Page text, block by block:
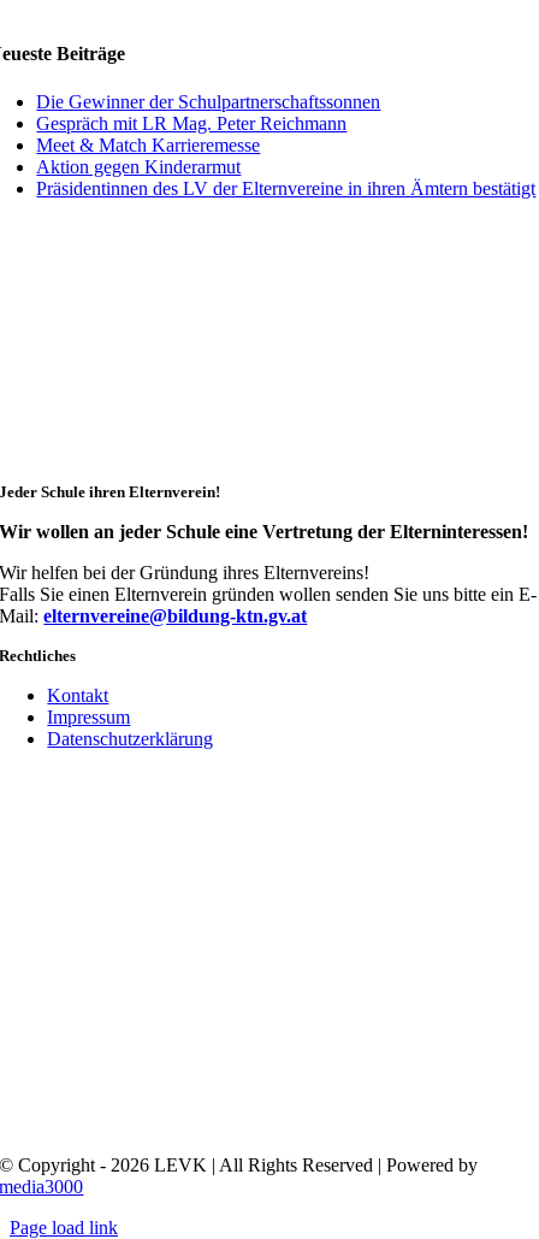
Beiträge
Die Gewinner der Schulpartnerschaftssonnen
Gespräch mit LR Mag. Peter Reichmann
Meet & Match Karrieremesse
Aktion gegen Kinderarmut
Präsidentinnen des LV der Elternvereine in ihren Ämtern bestätigt
Jeder Schule ihren Elternverein!
Wir wollen an jeder Schule eine Vertretung der Elterninteressen!
Wir helfen bei der Gründung ihres Elternvereins!
Falls Sie einen Elternverein gründen wollen senden Sie uns bitte ein E-
Mail:elternvereine@bildung-ktn.gv.at
Rechtliches
Kontakt
Impressum
Datenschutzerklärung
© Copyright - 2026 LEVK | All Rights Reserved | Powered by
media3000
Page load link